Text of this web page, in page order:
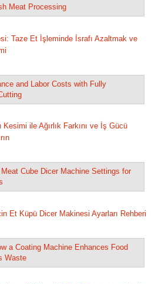
Taze Et İşleminde İsrafı Azaltmak ve
ile Ağırlık Farkını ve İş Gücü
Et Küpü Dicer Makinesi Ayarları Rehberi